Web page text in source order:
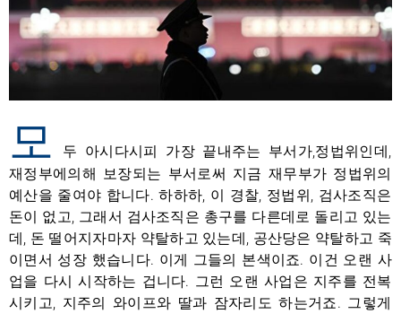
모
두 아시다시피 가장 끝내주는 부서가,정법위인데,
재정부에의해 보장되는 부서로써 지금 재무부가 정법위의
예산을 줄여야 합니다. 하하하, 이 경찰, 정법위, 검사조직은
돈이 없고, 그래서 검사조직은 총구를 다른데로 돌리고 있는
데, 돈 떨어지자마자 약탈하고 있는데, 공산당은 약탈하고 죽
이면서 성장 했습니다. 이게 그들의 본색이죠. 이건 오랜 사
업을 다시 시작하는 겁니다. 그런 오랜 사업은 지주를 전복
시키고, 지주의 와이프와 딸과 잠자리도 하는거죠. 그렇게